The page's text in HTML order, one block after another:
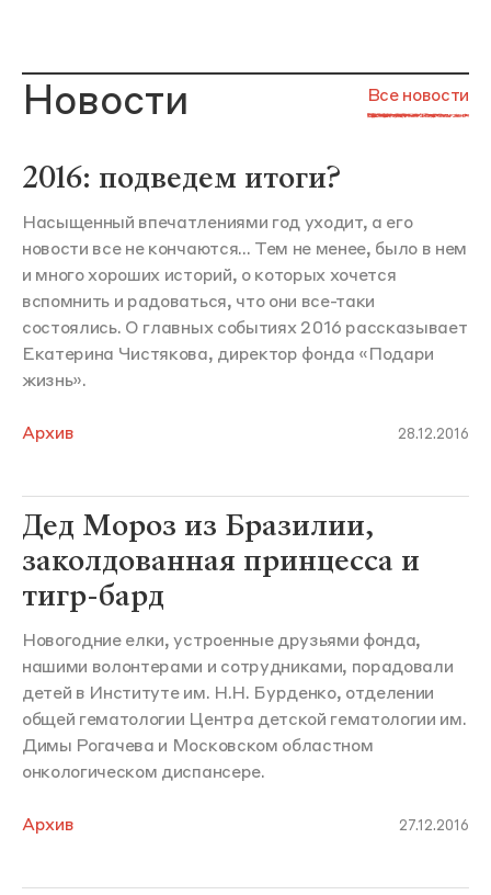
Новости Все новости
2016: подведем итоги?
Насыщенный впечатлениями год уходит, а его
новости все не кончаются... Тем не менее, было в нем
и много хороших историй, о которых хочется
вспомнить и радоваться, что они все-таки
состоялись. О главных событиях 2016 рассказывает
Екатерина Чистякова, директор фонда «Подари
жизнь».
Архив 28.12.2016
Дед Мороз из Бразилии,
заколдованная принцесса и
тигр-бард
Новогодние елки, устроенные друзьями фонда,
нашими волонтерами и сотрудниками, порадовали
детей в Институте им. Н.Н. Бурденко, отделении
общей гематологии Центра детской гематологии им.
Димы Рогачева и Московском областном
онкологическом диспансере.
Архив 27.12.2016